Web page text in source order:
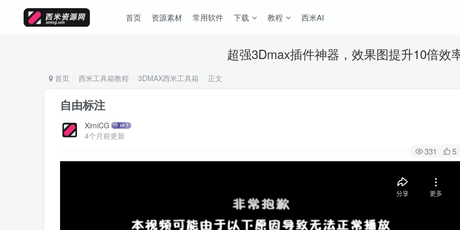
首页 资源素材 常用软件 下载 教程 西米AI
超强3Dmax插件神器，效果图提升10倍效
首页 西米工具箱教程 3DMAX西米工具箱 正文
自由标注
XimiCG
4个月前更新
331 5